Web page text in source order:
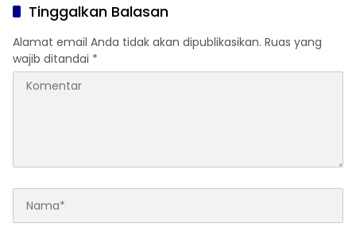
Tinggalkan Balasan
Alamat email Anda tidak akan dipublikasikan. Ruas yang
wajib ditandai *